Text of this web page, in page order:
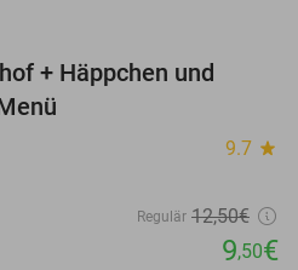
+ Häppchen und
9.7 star
Regulär 12,50€
9,50€